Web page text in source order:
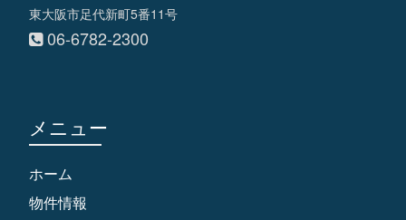
東大阪市足代新町5番11号
06-6782-2300
メニュー
ホーム
物件情報